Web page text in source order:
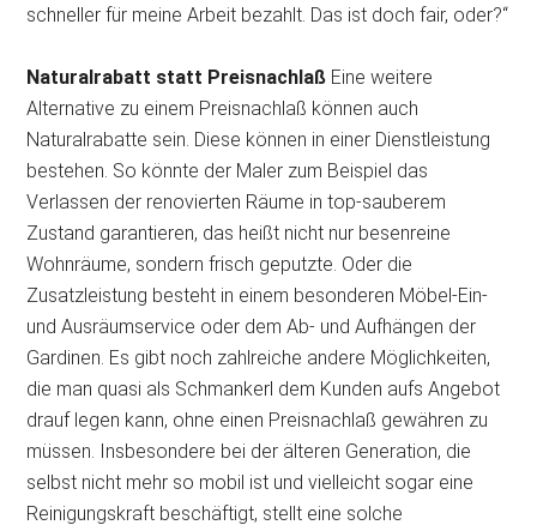
schneller für meine Arbeit bezahlt. Das ist doch fair, oder?“
Naturalrabatt statt Preisnachlaß Eine weitere
Alternative zu einem Preisnachlaß können auch
Naturalrabatte sein. Diese können in einer Dienstleistung
bestehen. So könnte der Maler zum Beispiel das
Verlassen der renovierten Räume in top-sauberem
Zustand garantieren, das heißt nicht nur besenreine
Wohnräume, sondern frisch geputzte. Oder die
Zusatzleistung besteht in einem besonderen Möbel-Ein-
und Ausräumservice oder dem Ab- und Aufhängen der
Gardinen. Es gibt noch zahlreiche andere Möglichkeiten,
die man quasi als Schmankerl dem Kunden aufs Angebot
drauf legen kann, ohne einen Preisnachlaß gewähren zu
müssen. Insbesondere bei der älteren Generation, die
selbst nicht mehr so mobil ist und vielleicht sogar eine
Reinigungskraft beschäftigt, stellt eine solche